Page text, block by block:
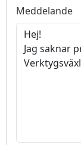
Meddelande